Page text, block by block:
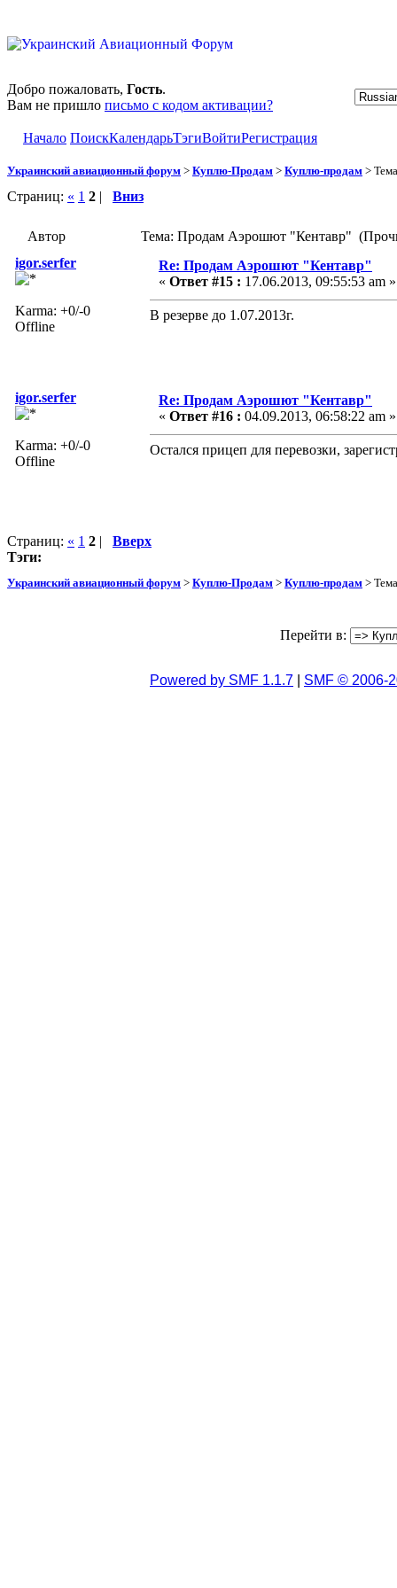
Добро пожаловать, Гость.
Вам не пришло письмо с кодом активации?
Начало ПоискКалендарьТэгиВойтиРегистрация
Украинский авиационный форум > Куплю-Продам > Куплю-продам >
Страниц: « 1 2 | Вниз
Автор
Тема: Продам Аэрошют "Кентавр"
igor.serfer
Karma: +0/-0
Offline
Re: Продам Аэрошют "Кентавр"
« Ответ #15 : 17.06.2013, 09:55:53 am »
В резерве до 1.07.2013г.
igor.serfer
Karma: +0/-0
Offline
Re: Продам Аэрошют "Кентавр"
« Ответ #16 : 04.09.2013, 06:58:22 am »
Остался прицеп для перевозки,
Страниц: « 1 2 | Вверх
Тэги:
Украинский авиационный форум > Куплю-Продам > Куплю-продам >
Перейти в:
Powered by SMF 1.1.7 SMF © 2006-